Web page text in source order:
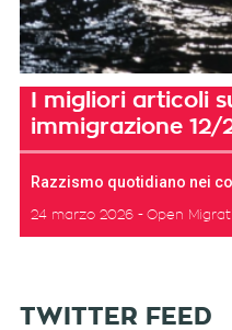
I migliori articoli
immigrazione 12/
Razzismo quotidiano nei
24 marzo 2026 Open
TWITTER FEED